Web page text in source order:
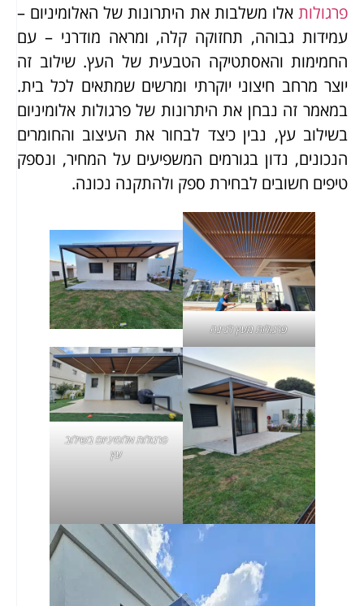
פרגולות אלו משלבות את היתרונות של האלומיניום –
עמידות גבוהה, תחזוקה קלה, ומראה מודרני – עם
החמימות והאסתטיקה הטבעית של העץ. שילוב זה
יוצר מרחב חיצוני יוקרתי ומרשים שמתאים לכל בית.
במאמר זה נבחן את היתרונות של פרגולות אלומיניום
בשילוב עץ, נבין כיצד לבחור את העיצוב והחומרים
הנכונים, נדון בגורמים המשפיעים על המחיר, ונספק
טיפים חשובים לבחירת ספק ולהתקנה נכונה.
פרגולות מעץ לגינה
פרגולות אלומיניום בשילוב
עץ